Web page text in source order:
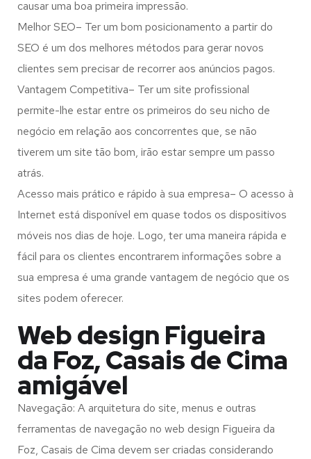
causar uma boa primeira impressão.
Melhor SEO– Ter um bom posicionamento a partir do
SEO é um dos melhores métodos para gerar novos
clientes sem precisar de recorrer aos anúncios pagos.
Vantagem Competitiva– Ter um site profissional
permite-lhe estar entre os primeiros do seu nicho de
negócio em relação aos concorrentes que, se não
tiverem um site tão bom, irão estar sempre um passo
atrás.
Acesso mais prático e rápido à sua empresa– O acesso à
Internet está disponível em quase todos os dispositivos
móveis nos dias de hoje. Logo, ter uma maneira rápida e
fácil para os clientes encontrarem informações sobre a
sua empresa é uma grande vantagem de negócio que os
sites podem oferecer.
Web design Figueira
da Foz, Casais de Cima
amigável
Navegação: A arquitetura do site, menus e outras
ferramentas de navegação no web design Figueira da
Foz, Casais de Cima devem ser criadas considerando